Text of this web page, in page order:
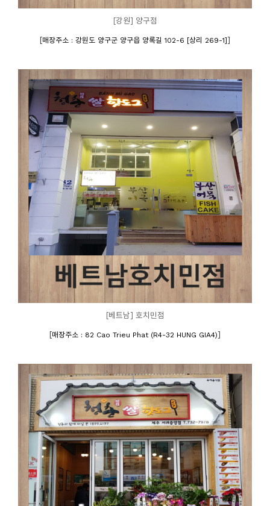
[강원] 양구점
[매장주소 : 강원도 양구군 양구읍 양록길 102-6 [상리 269-1] ]
[베트남] 호치민점
[매장주소 : 82 Cao Trieu Phat (R4-32 HUNG GIA4)]